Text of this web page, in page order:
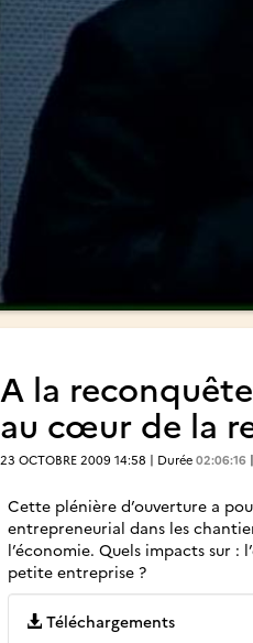
A la
au cœur de la
23 OCTOBRE 2009 14:58 | Durée 02:06:16
Cette plénière d’ouverture a
entrepreneurial dans les
l’économie. Quels impacts sur :
petite entreprise ?
Téléchargements